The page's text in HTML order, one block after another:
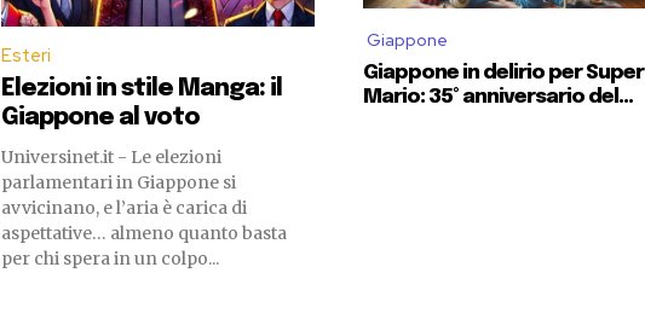
Esteri
Elezioni in stile Manga: il
Giappone al voto
Universinet.it - Le elezioni
parlamentari in Giappone si
avvicinano, e l’aria è carica di
aspettative… almeno quanto basta
per chi spera in un colpo...
Giappone
Giappone in delirio per Super
Mario: 35° anniversario del...